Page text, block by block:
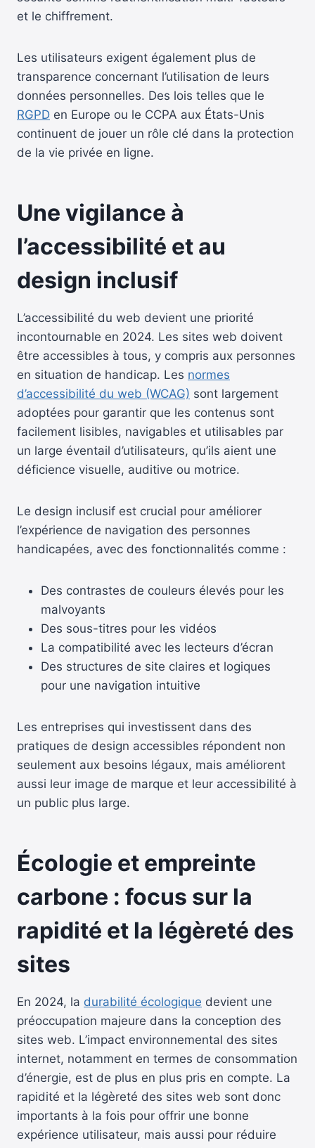
et le chiffrement.
Les utilisateurs exigent également plus de
transparence concernant l’utilisation de leurs
données personnelles. Des lois telles que le
RGPD en Europe ou le CCPA aux États-Unis
continuent de jouer un rôle clé dans la protection
de la vie privée en ligne.
Une vigilance à
l’accessibilité et au
design inclusif
L’accessibilité du web devient une priorité
incontournable en 2024. Les sites web doivent
être accessibles à tous, y compris aux personnes
en situation de handicap. Les normes
d’accessibilité du web (WCAG) sont largement
adoptées pour garantir que les contenus sont
facilement lisibles, navigables et utilisables par
un large éventail d’utilisateurs, qu’ils aient une
déficience visuelle, auditive ou motrice.
Le design inclusif est crucial pour améliorer
l’expérience de navigation des personnes
handicapées, avec des fonctionnalités comme :
Des contrastes de couleurs élevés pour les
malvoyants
Des sous-titres pour les vidéos
La compatibilité avec les lecteurs d’écran
Des structures de site claires et logiques
pour une navigation intuitive
Les entreprises qui investissent dans des
pratiques de design accessibles répondent non
seulement aux besoins légaux, mais améliorent
aussi leur image de marque et leur accessibilité à
un public plus large.
Écologie et empreinte
carbone : focus sur la
rapidité et la légèreté des
sites
En 2024, la durabilité écologique devient une
préoccupation majeure dans la conception des
sites web. L’impact environnemental des sites
internet, notamment en termes de consommation
d’énergie, est de plus en plus pris en compte. La
rapidité et la légèreté des sites web sont donc
importants à la fois pour offrir une bonne
expérience utilisateur, mais aussi pour réduire